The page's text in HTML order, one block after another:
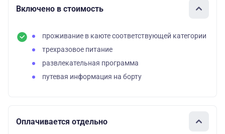
Включено в стоимость
проживание в каюте соответствующей категории
трехразовое питание
развлекательная программа
путевая информация на борту
Оплачивается отдельно